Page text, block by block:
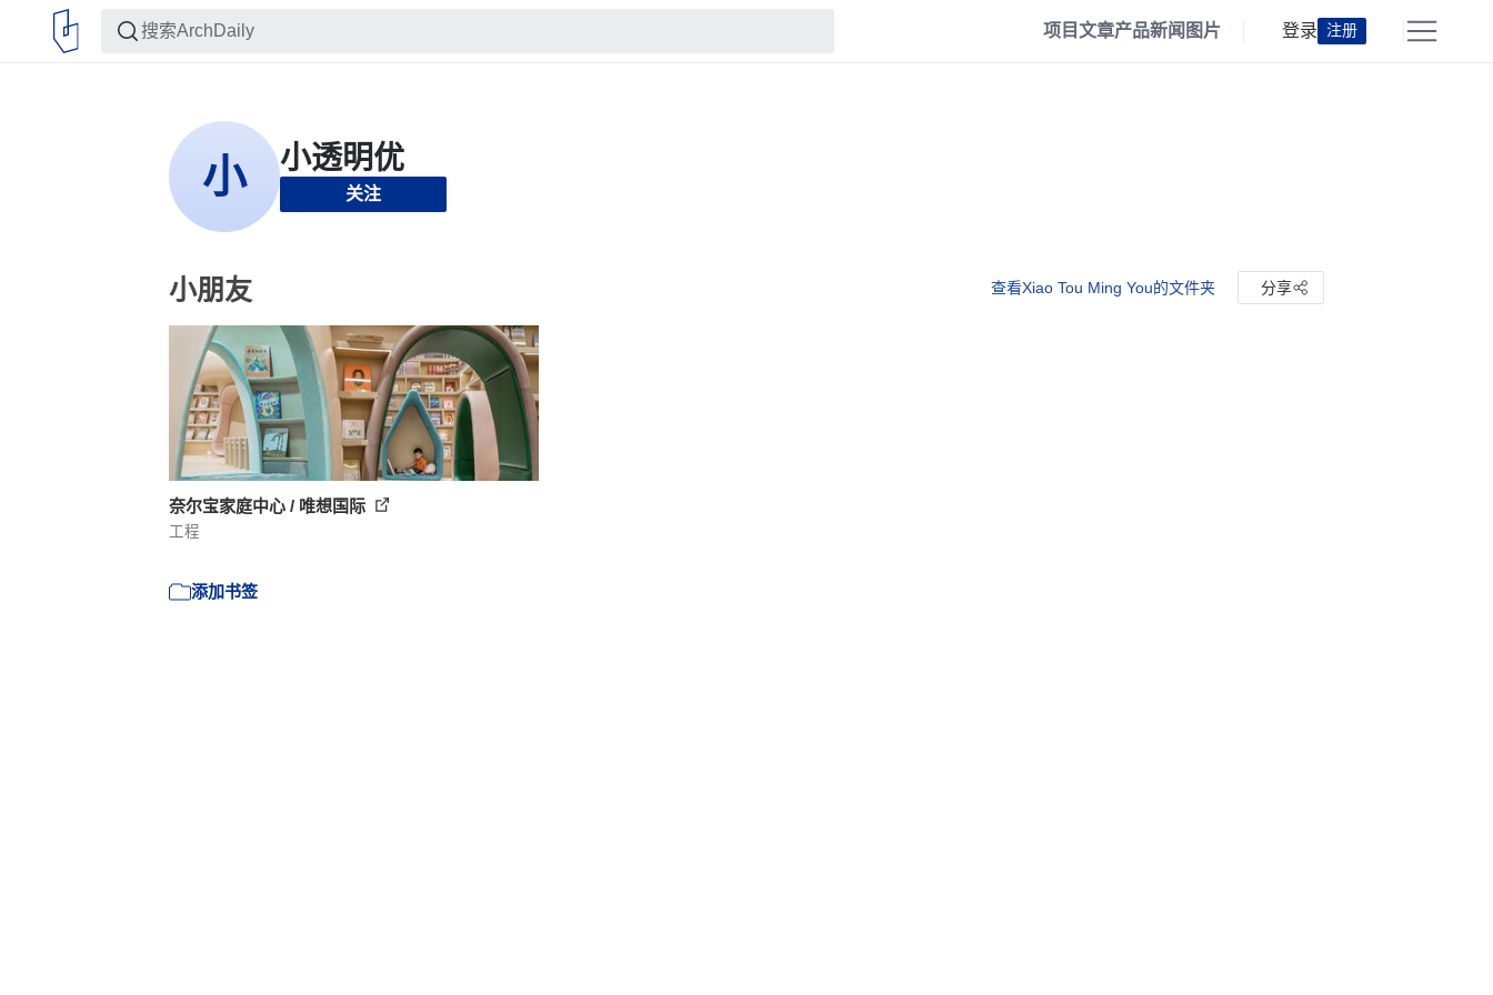
项目文章产品新闻 图片 登录 注册
关注
小朋友 查看Xiao Tou Ming You的文件夹 分享
奈尔宝家庭中心 / 唯想国际
工程
添加书签